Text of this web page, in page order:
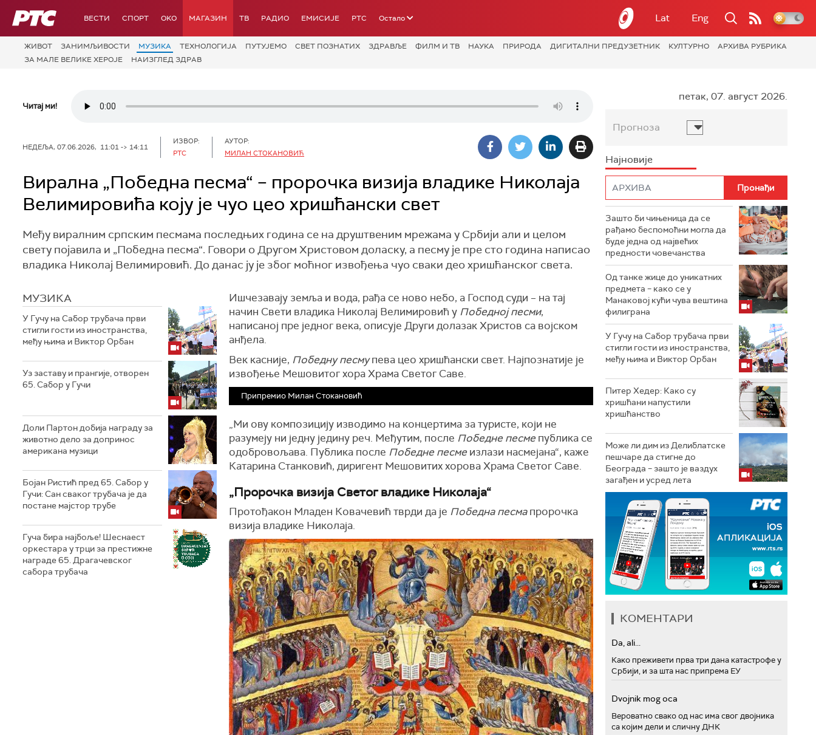
РТС ВЕСТИ СПОРТ OKO МАГАЗИН ТВ РАДИО ЕМИСИЈЕ РТС Остало Lat Eng
ЖИВОТ ЗАНИМЉИВОСТИ МУЗИКА ТЕХНОЛОГИЈA ПУТУЈЕМО СВЕТ ПОЗНАТИХ ЗДРАВЉЕ ФИЛМ И ТВ НАУКА ПРИРОДА ДИГИТАЛНИ ПРЕДУЗЕТНИК КУЛТУРНО
АРХИВА РУБРИКА
ЗА МАЛЕ ВЕЛИКЕ ХЕРОЈЕ
НАИЗГЛЕД ЗДРАВ
Читај ми!
НЕДЕЉА, 07.06.2026, 11:01 -> 14:11
ИЗВОР:
РТС
АУТОР:
МИЛАН СТОКАНОВИЋ
Вирална „Победна песма“ – пророчка визија владике Николаја
Велимировића коју је чуо цео хришћански свет
Међу виралним српским песмама последњих година се на друштвеним мрежама у Србији али и целом
свету појавила и „Победна песма“. Говори о Другом Христовом доласку, а песму је пре сто година написао
владика Николај Велимировић. До данас ју је због моћног извођења чуо сваки део хришћанског света.
МУЗИКА
У Гучу на Сабор трубача први
стигли гости из иностранства,
међу њима и Виктор Орбан
Уз заставу и прангије, отворен
65. Сабор у Гучи
Доли Партон добија награду за
животно дело за допринос
американа музици
Бојан Ристић пред 65. Сабор у
Гучи: Сан сваког трубача је да
постане мајстор трубе
Гуча бира најбоље! Шеснаест
оркестара у трци за престижне
награде 65. Драгачевског
сабора трубача
Ишчезавају земља и вода, рађа се ново небо, а Господ суди – на тај
начин Свети владика Николај Велимировић у Победној песми,
написаној пре једног века, описује Други долазак Христов са војском
анђела.
Век касније, Победну песмупева цео хришћански свет. Најпознатије је
извођење Мешовитог хора Храма Светог Саве.
Припремио Милан Стокановић
„Ми ову композицију изводимо на концертима за туристе, који не
разумеју ни једну једину реч. Међутим, после Победне песмепублика се
одобровољава. Публика после Победне песмеизлази насмејана“, каже
Катарина Станковић, диригент Мешовитих хорова Храма Светог Саве.
„Пророчка визија Светог владике Николаја“
Протођакон Младен Ковачевић тврди да је Победна песмапророчка
визија владике Николаја.
петак, 07. август 2026.
Прогноза
Најновије
Зашто би чињеница да се
рађамо беспомоћни могла да
буде једна од највећих
предности човечанства
Од танке жице до уникатних
предмета – како се у
Манаковој кући чува вештина
филиграна
У Гучу на Сабор трубача први
стигли гости из иностранства,
међу њима и Виктор Орбан
Питер Хедер: Како су
хришћани напустили
хришћанство
Може ли дим из Делиблатске
пешчаре да стигне до
Београда – зашто је ваздух
загађен и усред лета
КОМЕНТАРИ
Da, ali...
Како преживети прва три дана катастрофе у
Србији, и за шта нас припрема ЕУ
Dvojnik mog oca
Вероватно свако од нас има свог двојника
са којим дели и сличну ДНК